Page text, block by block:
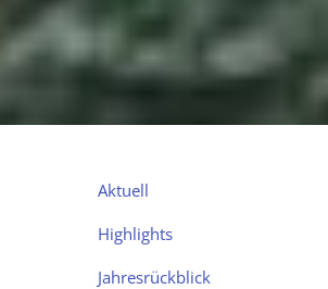
Navigation
Aktuell
Highlights
Jahresrückblick